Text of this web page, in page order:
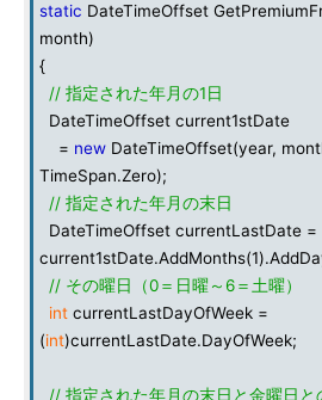
static DateTimeOffset
month)
{
// 指定された年月の1日
DateTimeOffset current1stDate
= new DateTimeOffset(year,
TimeSpan.Zero);
// 指定された年月の末日
DateTimeOffset currentLastDate =
// その曜日（0＝日曜～6＝土曜）
int currentLastDayOfWeek =
(int)currentLastDate.DayOfWeek;
// 指定された年月の末日と金曜日と